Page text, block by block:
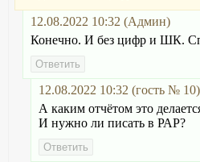
12.08.2022 10:32 (Админ)
Конечно. И без цифр и ШК.
12.08.2022 10:32 (гость № 10)
А каким отчётом это
И нужно ли писать в РАР?